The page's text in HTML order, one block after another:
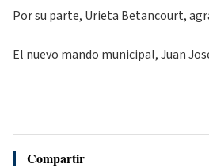
Por su parte, Urieta Betancourt,
El nuevo mando municipal, Juan
Compartir